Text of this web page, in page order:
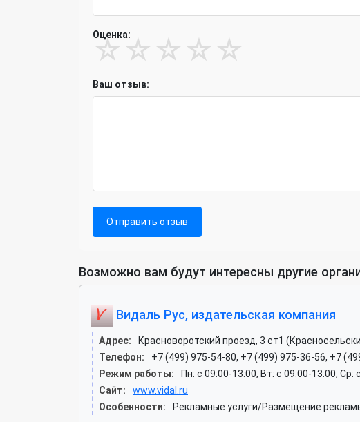
Оценка:
☆ ☆ ☆ ☆ ☆
Ваш отзыв:
Отправить отзыв
Возможно вам будут интересны другие
Видаль Рус, издательская компания
Адрес:
Красноворотский проезд, 3 ст1
Телефон:
+7 (499) 975-54-80, +7 (499) 975-36-56, +7
Режим работы:
Пн: c 09:00-13:00, Вт: c 09:00-13:00,
Сайт:
www.vidal.ru
Особенности:
Рекламные услуги/Размещение